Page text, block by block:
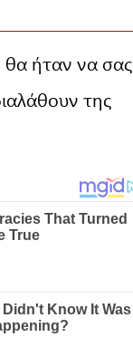
θα ήταν να σας
της